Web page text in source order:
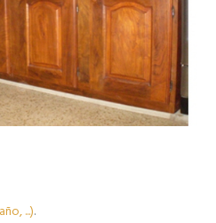
...).